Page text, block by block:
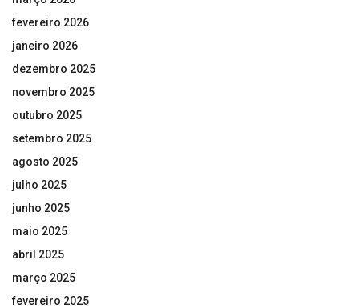
fevereiro 2026
janeiro 2026
dezembro 2025
novembro 2025
outubro 2025
setembro 2025
agosto 2025
julho 2025
junho 2025
maio 2025
abril 2025
março 2025
fevereiro 2025